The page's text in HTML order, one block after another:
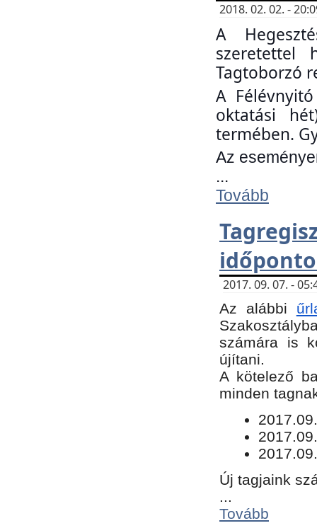
2018. 02. 02. -
A
szeretettel
Tagtoborzó
A
oktatási
termében.
Az
...
Tovább
2017. 09. 07. -
Az alábbi
számára is
újítani.
​A kötelező
minden
Új tagjaink
Tovább